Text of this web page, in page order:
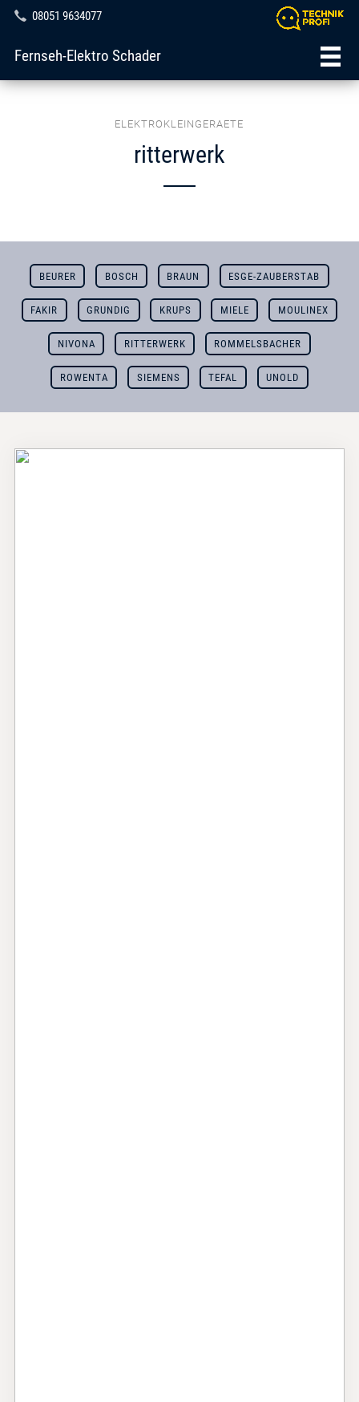
08051 9634077
Fernseh-Elektro Schader
ELEKTROKLEINGERAETE
ritterwerk
BEURER BOSCH BRAUN ESGE-ZAUBERSTAB
FAKIR GRUNDIG KRUPS MIELE MOULINEX
NIVONA RITTERWERK ROMMELSBACHER
ROWENTA SIEMENS TEFAL UNOLD